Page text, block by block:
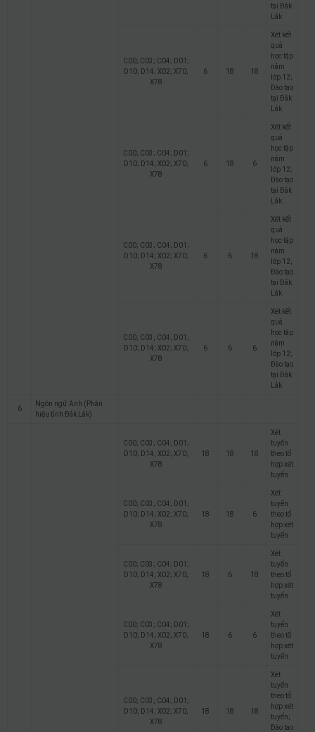
tại Đắk
Lắk
C00; C03; C04; D01;
D10; D14; X02; X70;
X78
6 18 18
Xét kết
quả
học tập
năm
lớp 12;
Đào tạo
tại Đắk
Lắk
C00; C03; C04; D01;
D10; D14; X02; X70;
X78
6 18 6
Xét kết
quả
học tập
năm
lớp 12;
Đào tạo
tại Đắk
Lắk
C00; C03; C04; D01;
D10; D14; X02; X70;
X78
6 6 18
Xét kết
quả
học tập
năm
lớp 12;
Đào tạo
tại Đắk
Lắk
C00; C03; C04; D01;
D10; D14; X02; X70;
X78
6 6 6
Xét kết
quả
học tập
năm
lớp 12;
Đào tạo
tại Đắk
Lắk
6
Ngôn ngữ Anh (Phân
hiệu tỉnh Đắk Lắk)
C00; C03; C04; D01;
D10; D14; X02; X70;
X78
18 18 18
Xét
tuyển
theo tổ
hợp xét
tuyển
C00; C03; C04; D01;
D10; D14; X02; X70;
X78
18 18 6
Xét
tuyển
theo tổ
hợp xét
tuyển
C00; C03; C04; D01;
D10; D14; X02; X70;
X78
18 6 18
Xét
tuyển
theo tổ
hợp xét
tuyển
C00; C03; C04; D01;
D10; D14; X02; X70;
X78
18 6 6
Xét
tuyển
theo tổ
hợp xét
tuyển
C00; C03; C04; D01;
D10; D14; X02; X70;
X78
18 18 18
Xét
tuyển
theo tổ
hợp xét
tuyển;
Đào tạo